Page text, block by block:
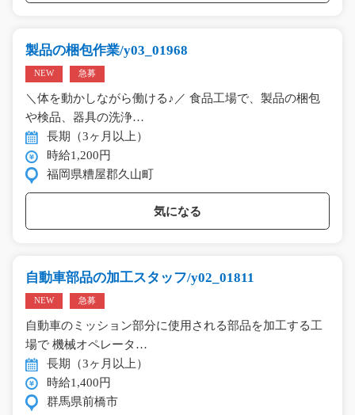
製品の梱包作業/y03_01968
NEW 急募
＼体を動かしながら働ける♪／ 食品工場で、製品の梱包
や検品、器具の洗浄…
長期（3ヶ月以上）
時給1,200円
福岡県糟屋郡久山町
気になる
自動車部品の加工スタッフ/y02_01811
NEW 急募
自動車のミッション部分に使用される部品を加工する工
場で 機械オペレータ…
長期（3ヶ月以上）
時給1,400円
群馬県前橋市